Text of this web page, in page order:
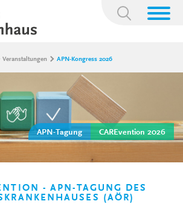
Suchbegriff:
Veranstaltungen APN-Kongress 2026
APN-Tagung CAREvention 2026
- APN-TAGUNG DES
(AÖR)